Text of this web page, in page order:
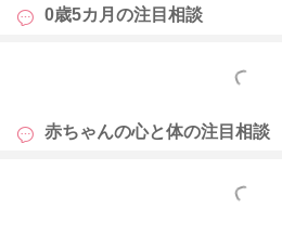
抱っこをしながら、一定テンポで歩
一番早く寝付け、かつ寝たと認識し
ます。 深い眠りについてからのゴ
宮川助産師も動画で抱っこやゴロン
0歳5カ月の注目相談
もっと見る
赤ちゃんの心と体の注目相談
もっと見る